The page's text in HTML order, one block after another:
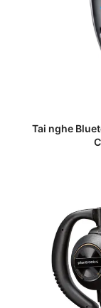
Tai nghe